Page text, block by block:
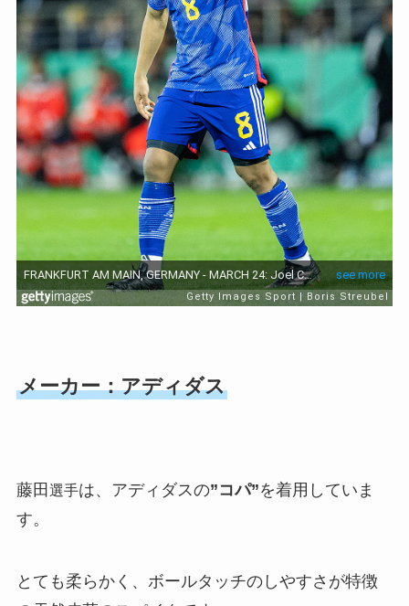
メーカー：アディダス
藤田 選手は、アディダスの”コパ”を着用していま
す。
とても柔らかく、ボールタッチのしやすさが特徴